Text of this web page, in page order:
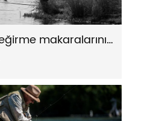
Uzaktaki eğirme makaralarının atış mesafesine ve doğruluğuna katkıda bulunan temel özellikler ve teknolojiler